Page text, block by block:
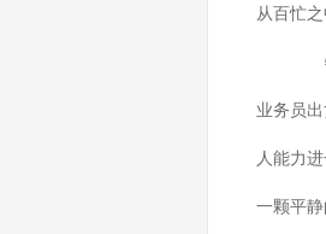
从百忙
特
业务员
人能力
一颗平